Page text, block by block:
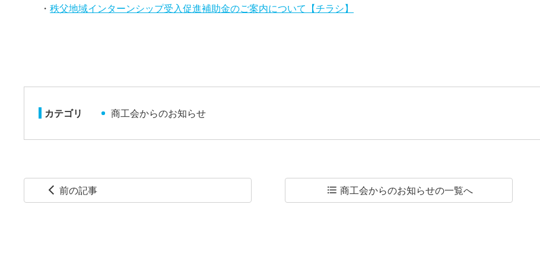
・ 秩父地域インターンシップ受入促進補助金のご案内について【チラシ】
カテゴリ 商工会からのお知らせ
arrow_back_ios 前の記事 format_list_bulleted 商工会からのお知らせの一覧へ